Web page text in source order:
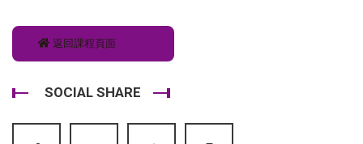
返回課程頁面
SOCIAL SHARE